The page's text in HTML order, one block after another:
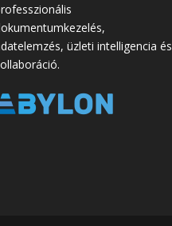
üzleti intelligencia és